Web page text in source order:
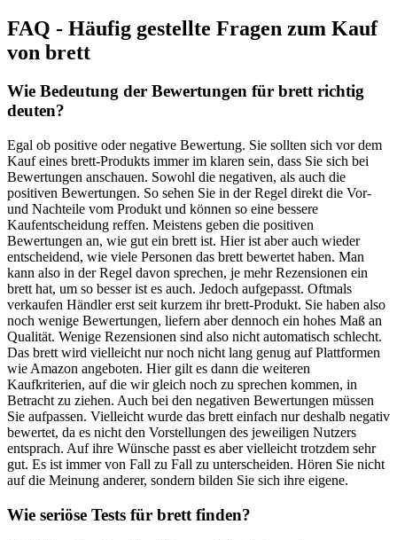
FAQ - Häufig gestellte Fragen zum Kauf
von brett
Wie Bedeutung der Bewertungen für brett richtig
deuten?
Egal ob positive oder negative Bewertung. Sie sollten sich vor dem
Kauf eines brett-Produkts immer im klaren sein, dass Sie sich bei
Bewertungen anschauen. Sowohl die negativen, als auch die
positiven Bewertungen. So sehen Sie in der Regel direkt die Vor-
und Nachteile vom Produkt und können so eine bessere
Kaufentscheidung reffen. Meistens geben die positiven
Bewertungen an, wie gut ein brett ist. Hier ist aber auch wieder
entscheidend, wie viele Personen das brett bewertet haben. Man
kann also in der Regel davon sprechen, je mehr Rezensionen ein
brett hat, um so besser ist es auch. Jedoch aufgepasst. Oftmals
verkaufen Händler erst seit kurzem ihr brett-Produkt. Sie haben also
noch wenige Bewertungen, liefern aber dennoch ein hohes Maß an
Qualität. Wenige Rezensionen sind also nicht automatisch schlecht.
Das brett wird vielleicht nur noch nicht lang genug auf Plattformen
wie Amazon angeboten. Hier gilt es dann die weiteren
Kaufkriterien, auf die wir gleich noch zu sprechen kommen, in
Betracht zu ziehen. Auch bei den negativen Bewertungen müssen
Sie aufpassen. Vielleicht wurde das brett einfach nur deshalb negativ
bewertet, da es nicht den Vorstellungen des jeweiligen Nutzers
entsprach. Auf ihre Wünsche passt es aber vielleicht trotzdem sehr
gut. Es ist immer von Fall zu Fall zu unterscheiden. Hören Sie nicht
auf die Meinung anderer, sondern bilden Sie sich ihre eigene.
Wie seriöse Tests für brett finden?